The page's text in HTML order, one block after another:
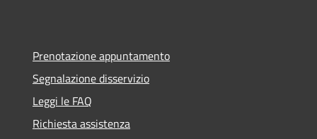
Prenotazione appuntamento
Segnalazione disservizio
Leggi le FAQ
Richiesta assistenza